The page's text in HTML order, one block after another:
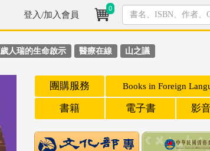
登入/加入會員
0
人瑞的生命啟示 醫療在線 山之議
團購服務 Books in Foreign
書籍 電子書 影